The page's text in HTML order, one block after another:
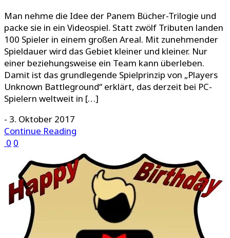
Man nehme die Idee der Panem Bücher-Trilogie und
packe sie in ein Videospiel. Statt zwölf Tributen landen
100 Spieler in einem großen Areal. Mit zunehmender
Spieldauer wird das Gebiet kleiner und kleiner. Nur
einer beziehungsweise ein Team kann überleben.
Damit ist das grundlegende Spielprinzip von „Players
Unknown Battleground“ erklärt, das derzeit bei PC-
Spielern weltweit in […]
- 3. Oktober 2017
Continue Reading
0 0